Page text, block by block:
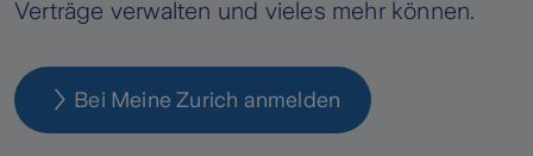
Verträge verwalten und vieles mehr können.
Bei Meine Zurich anmelden